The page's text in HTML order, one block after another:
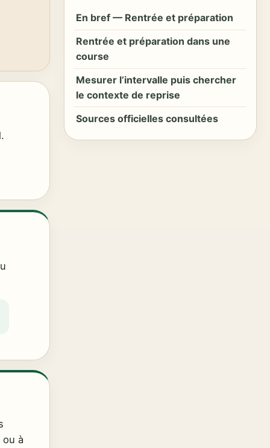
à
En bref — Rentrée et préparation
Rentrée et préparation dans une
course
Mesurer l’intervalle puis chercher
le contexte de reprise
Sources officielles consultées